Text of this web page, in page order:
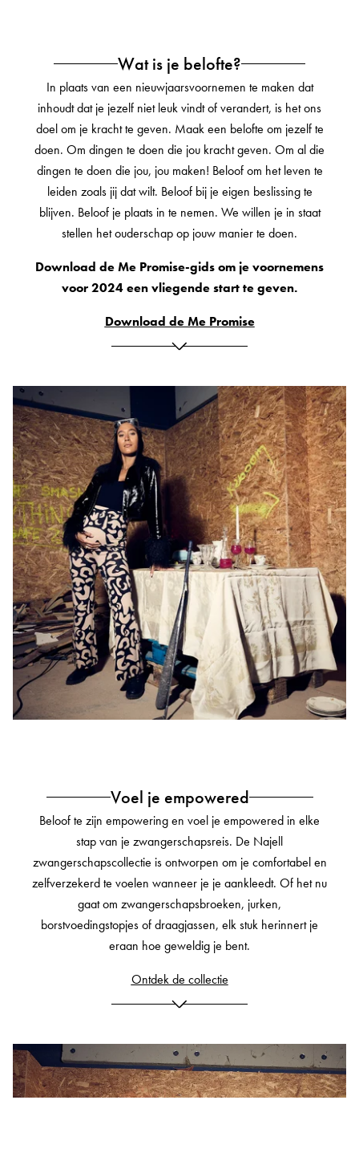
Wat is je belofte?
In plaats van een nieuwjaarsvoornemen te maken dat
inhoudt dat je jezelf niet leuk vindt of verandert, is het ons
doel om je kracht te geven. Maak een belofte om jezelf te
doen. Om dingen te doen die jou kracht geven. Om al die
dingen te doen die jou, jou maken! Beloof om het leven te
leiden zoals jij dat wilt. Beloof bij je eigen beslissing te
blijven. Beloof je plaats in te nemen. We willen je in staat
stellen het ouderschap op jouw manier te doen.
Download de Me Promise-gids om je voornemens
voor 2024 een vliegende start te geven.
Download de Me Promise
Voel je empowered
Beloof te zijn empowering en voel je empowered in elke
stap van je zwangerschapsreis. De Najell
zwangerschapscollectie is ontworpen om je comfortabel en
zelfverzekerd te voelen wanneer je je aankleedt. Of het nu
gaat om zwangerschapsbroeken, jurken,
borstvoedingstopjes of draagjassen, elk stuk herinnert je
eraan hoe geweldig je bent.
Ontdek de collectie